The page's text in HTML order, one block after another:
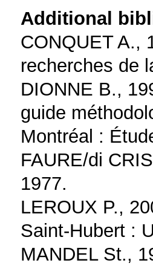
Additional
CONQUET A.,
recherches de
DIONNE B.,
guide
Montréal :
FAURE/di
1977.
LEROUX P.,
Saint-Hubert :
MANDEL St.,